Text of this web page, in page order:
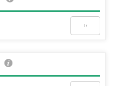
Ir